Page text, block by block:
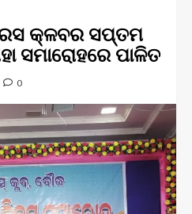
କ୍ଳବର ସପ୍ତମ
ସମାରୋହରେ ପାଳିତ
0